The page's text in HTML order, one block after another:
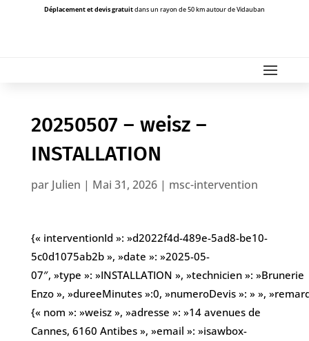
Déplacement et devis gratuitdans un rayon de 50 km autour de Vidauban
20250507 – weisz –
INSTALLATION
par Julien | Mai 31, 2026| msc-intervention
{« interventionId »: »d2022f4d-489e-5ad8-be10-
5c0d1075ab2b », »date »: »2025-05-
07″, »type »: »INSTALLATION », »technicien »: »Brunerie
Enzo », »dureeMinutes »:0, »numeroDevis »: » »,
{« nom »: »weisz », »adresse »: »14 avenues de
Cannes, 6160 Antibes », »email »: »isawbox-